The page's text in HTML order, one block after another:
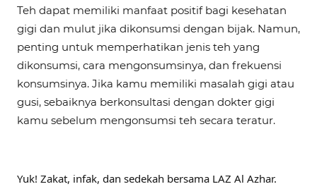
Teh dapat memiliki manfaat positif bagi kesehatan
gigi dan mulut jika dikonsumsi dengan bijak. Namun,
penting untuk memperhatikan jenis teh yang
dikonsumsi, cara mengonsumsinya, dan frekuensi
konsumsinya. Jika kamu memiliki masalah gigi atau
gusi, sebaiknya berkonsultasi dengan dokter gigi
kamu sebelum mengonsumsi teh secara teratur.
Yuk! Zakat, infak, dan sedekah bersama LAZ Al Azhar.